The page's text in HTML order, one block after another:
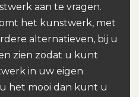
aan te vragen.
het kunstwerk, met
alternatieven, bij u
zien zodat u kunt
in uw eigen
het mooi dan kunt u